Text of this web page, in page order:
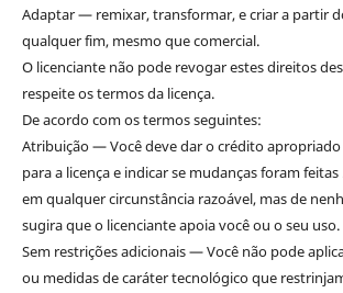
Adaptar — remixar, transformar, e criar a partir
qualquer fim, mesmo que comercial.
O licenciante não pode revogar estes direitos
respeite os termos da licença.
De acordo com os termos seguintes:
Atribuição — Você deve dar o crédito
para a licença e indicar se mudanças foram feitas
em qualquer circunstância razoável, mas de
sugira que o licenciante apoia você ou o seu uso.
Sem restrições adicionais — Você não pode
ou medidas de caráter tecnológico que